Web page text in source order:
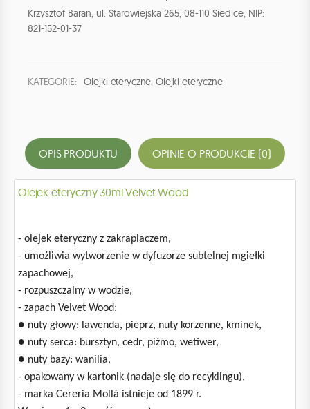
Krzysztof Baran, ul. Starowiejska 265, 08-110 Siedlce, NIP:
821-152-01-37
KATEGORIE: Olejki eteryczne, Olejki eteryczne
OPIS PRODUKTU OPINIE O PRODUKCIE (0)
Olejek eteryczny 30ml Velvet Wood
- olejek eteryczny z zakraplaczem,
- umożliwia wytworzenie w dyfuzorze subtelnej mgiełki
zapachowej,
- rozpuszczalny w wodzie,
- zapach Velvet Wood:
● nuty głowy: lawenda, pieprz, nuty korzenne, kminek,
● nuty serca: bursztyn, cedr, piżmo, wetiwer,
● nuty bazy: wanilia,
- opakowany w kartonik (nadaje się do recyklingu),
- marka Cereria Mollá istnieje od 1899 r.